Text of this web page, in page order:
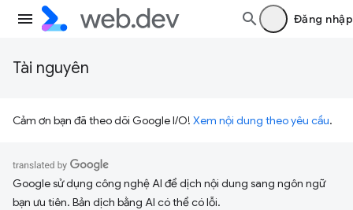
Đăng nhập
Tài nguyên
Cảm ơn bạn đã theo dõi Google I/O! Xem nội dung theo yêu cầu.
Google sử dụng công nghệ AI để dịch nội dung sang ngôn ngữ
bạn ưu tiên. Bản dịch bằng AI có thể có lỗi.